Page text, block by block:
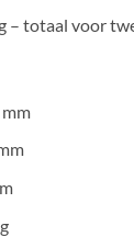
– totaal voor